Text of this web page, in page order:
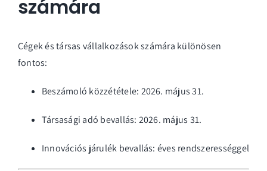
számára
Cégek és társas vállalkozások számára különösen
fontos:
Beszámoló közzététele: 2026. május 31.
Társasági adó bevallás: 2026. május 31.
Innovációs járulék bevallás: éves rendszerességgel